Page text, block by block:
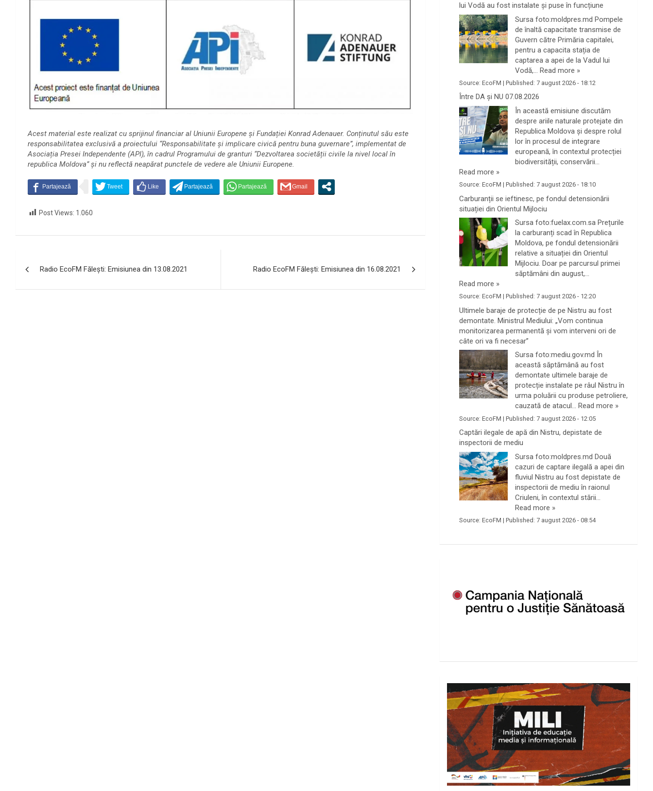
Acest material este realizat cu sprijinul financiar al Uniunii Europene și Fundației Konrad Adenauer. Conținutul său este
responsabilitatea exclusivă a proiectului “Responsabilitate și implicare civică pentru buna guvernare”, implementat de
Asociația Presei Independente (API), în cadrul Programului de granturi “Dezvoltarea societății civile la nivel local în
republica Moldova” și nu reflectă neapărat punctele de vedere ale Uniunii Europene.
Post Views: 1.060
Radio EcoFM Făleşti: Emisiunea din 13.08.2021 Radio EcoFM Făleşti: Emisiunea din 16.08.2021
lui Vodă au fost instalate și puse în funcțiune
Sursa foto:moldpres.md Pompele
de înaltă capacitate transmise de
Guvern către Primăria capitalei,
pentru a capacita stația de
captarea a apei de la Vadul lui
Vodă,…Read more »
Source:EcoFM |Published: 7 august 2026 - 18:12
Între DA și NU 07.08.2026
În această emisiune discutăm
despre ariile naturale protejate din
Republica Moldova și despre rolul
lor în procesul de integrare
europeană, în contextul protecției
biodiversității, conservării…
Read more »
Source:EcoFM |Published: 7 august 2026 - 18:10
Carburanții se ieftinesc, pe fondul detensionării
situației din Orientul Mijlociu
Sursa foto:fuelax.com.sa Prețurile
la carburanți scad în Republica
Moldova, pe fondul detensionării
relative a situației din Orientul
Mijlociu. Doar pe parcursul primei
săptămâni din august,…
Read more »
Source:EcoFM |Published: 7 august 2026 - 12:20
Ultimele baraje de protecție de pe Nistru au fost
demontate. Ministrul Mediului: „Vom continua
monitorizarea permanentă și vom interveni ori de
câte ori va fi necesar”
Sursa foto:mediu.gov.md În
această săptămână au fost
demontate ultimele baraje de
protecție instalate pe râul Nistru în
urma poluării cu produse petroliere,
cauzată de atacul…Read more »
Source:EcoFM |Published: 7 august 2026 - 12:05
Captări ilegale de apă din Nistru, depistate de
inspectorii de mediu
Sursa foto:moldpres.md Două
cazuri de captare ilegală a apei din
fluviul Nistru au fost depistate de
inspectorii de mediu în raionul
Criuleni, în contextul stării…
Read more »
Source:EcoFM |Published: 7 august 2026 - 08:54